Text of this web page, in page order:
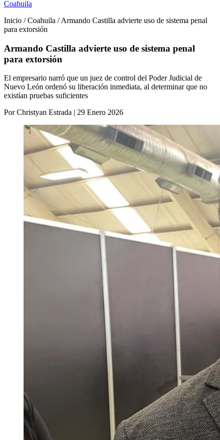
Coahuila
Inicio / Coahuila / Armando Castilla advierte uso de sistema penal
para extorsión
Armando Castilla advierte uso de sistema penal
para extorsión
El empresario narró que un juez de control del Poder Judicial de
Nuevo León ordenó su liberación inmediata, al determinar que no
existían pruebas suficientes
Por Christyan Estrada | 29 Enero 2026